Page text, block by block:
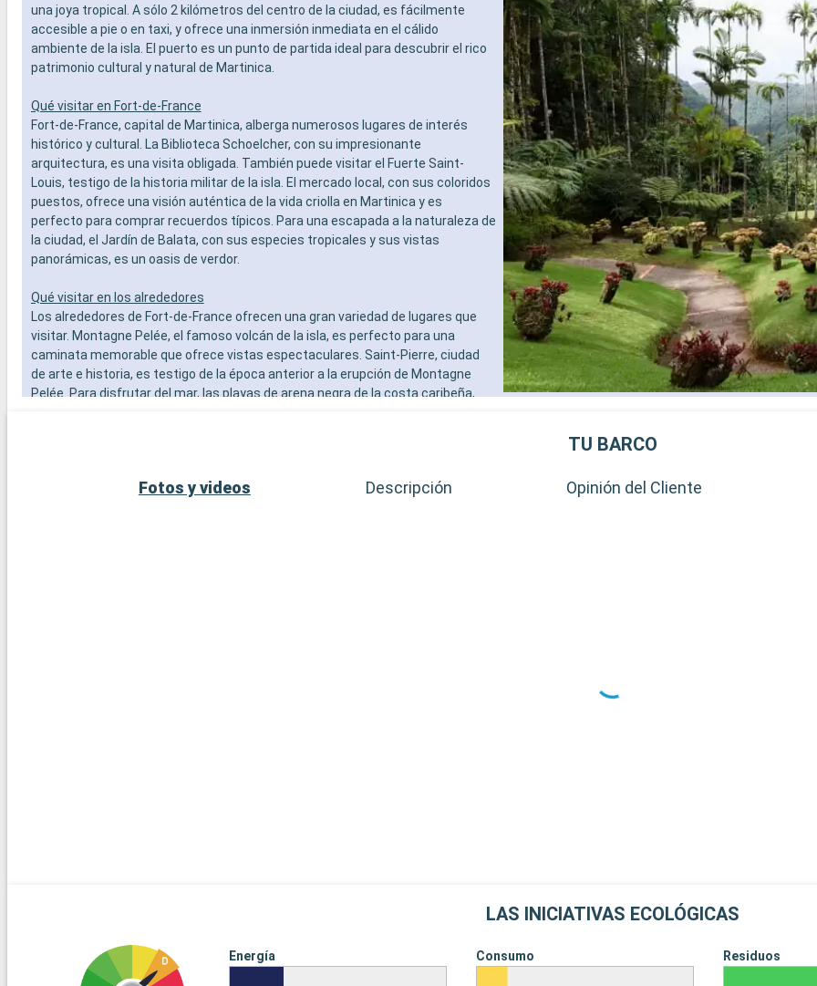
una joya tropical. A sólo 2 kilómetros del centro de la ciudad, es fácilmente
accesible a pie o en taxi, y ofrece una inmersión inmediata en el cálido
ambiente de la isla. El puerto es un punto de partida ideal para descubrir el rico
patrimonio cultural y natural de Martinica.
Qué visitar en Fort-de-France
Fort-de-France, capital de Martinica, alberga numerosos lugares de interés
histórico y cultural. La Biblioteca Schoelcher, con su impresionante
arquitectura, es una visita obligada. También puede visitar el Fuerte Saint-
Louis, testigo de la historia militar de la isla. El mercado local, con sus coloridos
puestos, ofrece una visión auténtica de la vida criolla en Martinica y es
perfecto para comprar recuerdos típicos. Para una escapada a la naturaleza de
la ciudad, el Jardín de Balata, con sus especies tropicales y sus vistas
panorámicas, es un oasis de verdor.
Qué visitar en los alrededores
Los alrededores de Fort-de-France ofrecen una gran variedad de lugares que
visitar. Montagne Pelée, el famoso volcán de la isla, es perfecto para una
caminata memorable que ofrece vistas espectaculares. Saint-Pierre, ciudad
de arte e historia, es testigo de la época anterior a la erupción de Montagne
Pelée. Para disfrutar del mar, las playas de arena negra de la costa caribeña,
TU BARCO
Fotos y videos Descripción Opinión del Cliente
LAS INICIATIVAS ECOLÓGICAS
Energía Consumo Residuos